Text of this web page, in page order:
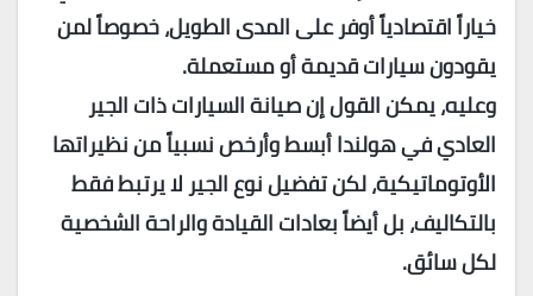
خياراً اقتصادياً أوفر على المدى الطويل، خصوصاً لمن
يقودون سيارات قديمة أو مستعملة.
وعليه، يمكن القول إن صيانة السيارات ذات الجير
العادي في هولندا أبسط وأرخص نسبياً من نظيراتها
الأوتوماتيكية، لكن تفضيل نوع الجير لا يرتبط فقط
بالتكاليف، بل أيضاً بعادات القيادة والراحة الشخصية
لكل سائق.